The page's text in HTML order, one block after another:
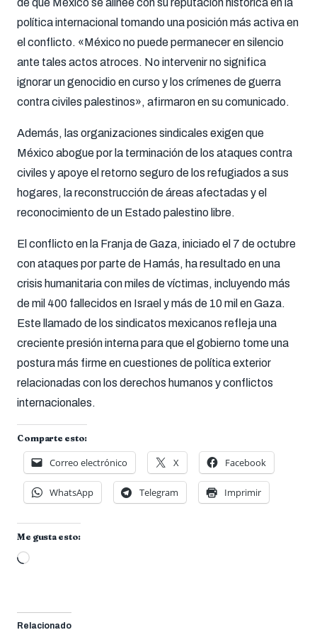
política internacional tomando una posición más activa en
el conflicto. «México no puede permanecer en silencio
ante tales actos atroces. No intervenir no significa
ignorar un genocidio en curso y los crímenes de guerra
contra civiles palestinos», afirmaron en su comunicado.
Además, las organizaciones sindicales exigen que
México abogue por la terminación de los ataques contra
civiles y apoye el retorno seguro de los refugiados a sus
hogares, la reconstrucción de áreas afectadas y el
reconocimiento de un Estado palestino libre.
El conflicto en la Franja de Gaza, iniciado el 7 de octubre
con ataques por parte de Hamás, ha resultado en una
crisis humanitaria con miles de víctimas, incluyendo más
de mil 400 fallecidos en Israel y más de 10 mil en Gaza.
Este llamado de los sindicatos mexicanos refleja una
creciente presión interna para que el gobierno tome una
postura más firme en cuestiones de política exterior
relacionadas con los derechos humanos y conflictos
internacionales.
Comparte esto:
Correo electrónico X Facebook
WhatsApp Telegram Imprimir
Me gusta esto:
Cargando...
Relacionado